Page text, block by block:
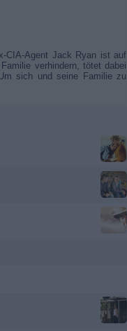
CIA-Agent Jack Ryan ist auf
verhindern, tötet dabei
sich und seine Familie zu